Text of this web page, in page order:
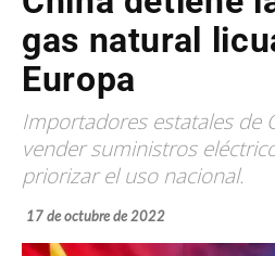
gas natural
Europa
Importadores estatales de
vender suministros
priorizar el uso nacional.
17 de octubre de 2022